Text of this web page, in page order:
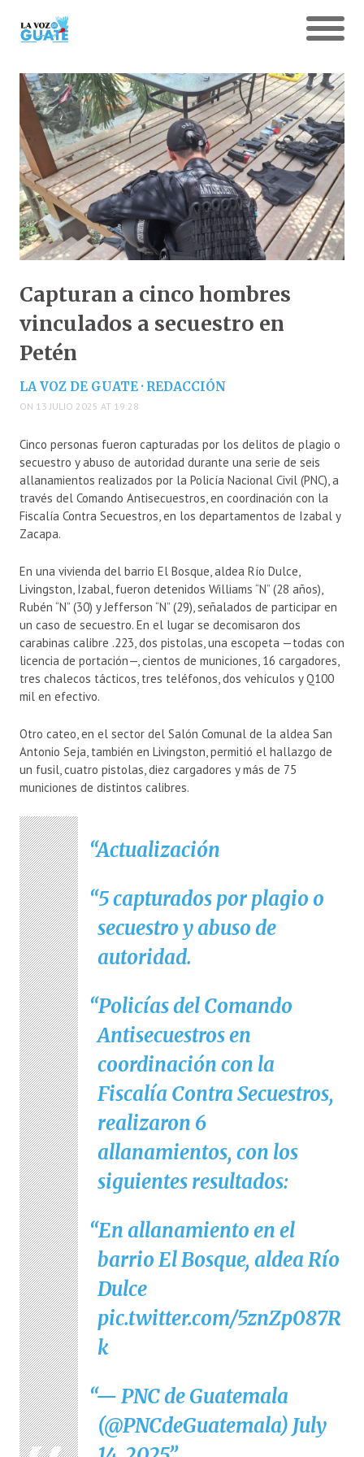
Capturan a cinco hombres
vinculados a secuestro en
Petén
LA VOZ DE GUATE · REDACCIÓN
ON 13 JULIO 2025 AT 19:28
Cinco personas fueron capturadas por los delitos de plagio o
secuestro y abuso de autoridad durante una serie de seis
allanamientos realizados por la Policía Nacional Civil (PNC), a
través del Comando Antisecuestros, en coordinación con la
Fiscalía Contra Secuestros, en los departamentos de Izabal y
Zacapa.
En una vivienda del barrio El Bosque, aldea Río Dulce,
Livingston, Izabal, fueron detenidos Williams “N” (28 años),
Rubén “N” (30) y Jefferson “N” (29), señalados de participar en
un caso de secuestro. En el lugar se decomisaron dos
carabinas calibre .223, dos pistolas, una escopeta —todas con
licencia de portación—, cientos de municiones, 16 cargadores,
tres chalecos tácticos, tres teléfonos, dos vehículos y Q100
mil en efectivo.
Otro cateo, en el sector del Salón Comunal de la aldea San
Antonio Seja, también en Livingston, permitió el hallazgo de
un fusil, cuatro pistolas, diez cargadores y más de 75
municiones de distintos calibres.
Actualización
5 capturados por plagio o
secuestro y abuso de
autoridad.
Policías del Comando
Antisecuestros en
coordinación con la
Fiscalía Contra Secuestros,
realizaron 6
allanamientos, con los
siguientes resultados:
En allanamiento en el
barrio El Bosque, aldea Río
Dulce
pic.twitter.com/5znZp087R
k
— PNC de Guatemala
(@PNCdeGuatemala) July